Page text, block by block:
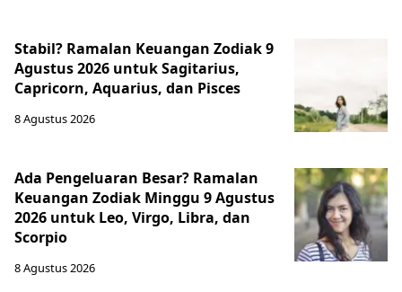
Stabil? Ramalan Keuangan Zodiak 9
Agustus 2026 untuk Sagitarius,
Capricorn, Aquarius, dan Pisces
8 Agustus 2026
Ada Pengeluaran Besar? Ramalan
Keuangan Zodiak Minggu 9 Agustus
2026 untuk Leo, Virgo, Libra, dan
Scorpio
8 Agustus 2026